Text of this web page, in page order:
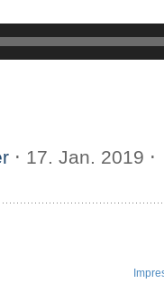
⋅ 17. Jan. 2019 ⋅